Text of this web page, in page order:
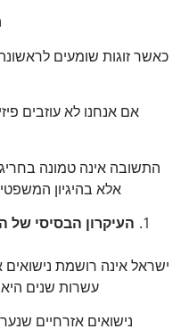
כאשר זוגות שומעים לראשונה
אם אנחנו לא עוזבים
התשובה אינה טמונה
אלא בהיגיון המשפטי
העיקרון הבסיסי של
ישראל אינה רושמת נישואים
עשרות שנים היא
נישואים אזרחיים